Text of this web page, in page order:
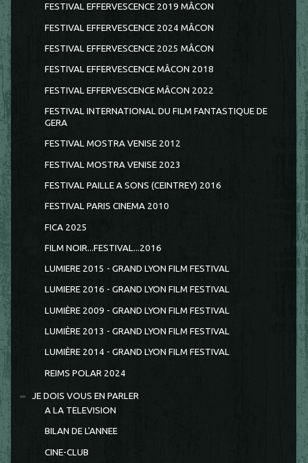
FESTIVAL EFFERVESCENCE 2019 MÂCON
FESTIVAL EFFERVESCENCE 2024 MÂCON
FESTIVAL EFFERVESCENCE 2025 MÂCON
FESTIVAL EFFERVESCENCE MÂCON 2018
FESTIVAL EFFERVESCENCE MÂCON 2022
FESTIVAL INTERNATIONAL DU FILM FANTASTIQUE DE
GERA
FESTIVAL MOSTRA VENISE 2012
FESTIVAL MOSTRA VENISE 2023
FESTIVAL PAILLE A SONS (CEINTREY) 2016
FESTIVAL PARIS CINEMA 2010
FICA 2025
FILM NOIR...FESTIVAL...2016
LUMIERE 2015 - GRAND LYON FILM FESTIVAL
LUMIERE 2016 - GRAND LYON FILM FESTIVAL
LUMIÈRE 2009 - GRAND LYON FILM FESTIVAL
LUMIÈRE 2013 - GRAND LYON FILM FESTIVAL
LUMIÈRE 2014 - GRAND LYON FILM FESTIVAL
REIMS POLAR 2024
JE DOIS VOUS EN PARLER
A LA TELEVISION
BILAN DE L'ANNEE
CINE-CLUB